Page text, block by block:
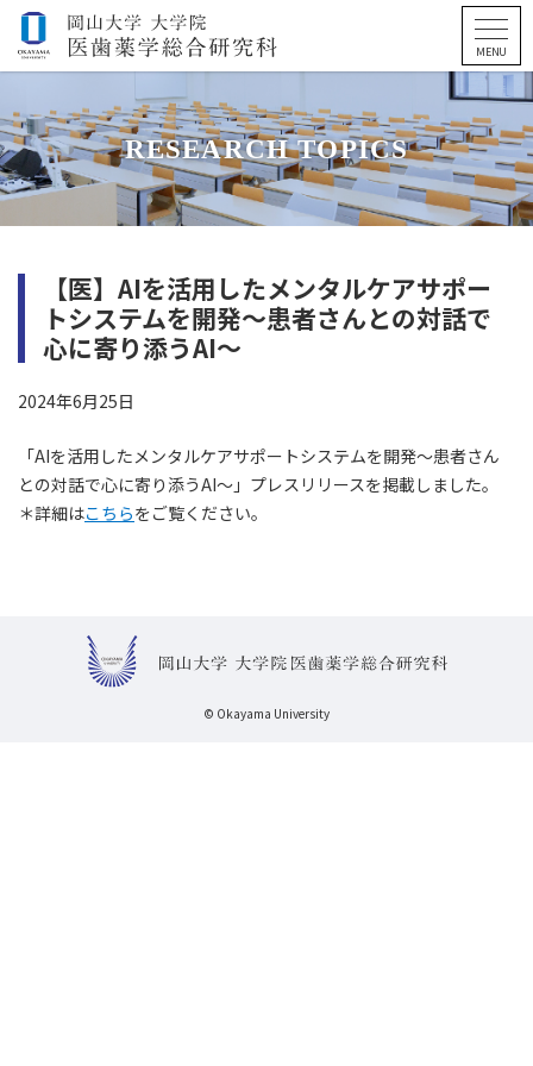
RESEARCH TOPICS
【医】AIを活用したメンタルケアサポー
トシステムを開発～患者さんとの対話で
心に寄り添うAI～
2024年6月25日
「AIを活用したメンタルケアサポートシステムを開発～患者さん
との対話で心に寄り添うAI～」プレスリリースを掲載しました。
＊詳細はこちらをご覧ください。
© Okayama University